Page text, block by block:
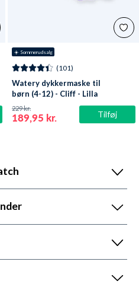
☀️ Sommerudsalg
Tilføj
(101)
Watery dykkermaske til
børn (4-12) - Cliff - Lilla
189,95 kr.
229 kr.
dagligt alle vores
Misser de, så udnyt vores
har vi hjulpet flere end
til vandsport. Heldigvis kan
hjælpe. Derfor er vores
til fredag fra 08 til 22.